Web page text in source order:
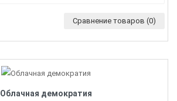
Сравнение товаров (0)
Облачная демократия